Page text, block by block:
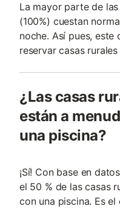
La mayor parte de
(100%) cuestan
noche. Así pues,
reservar casas
¿Las casas
están a
una piscina?
¡Sí! Con base en
el 50 % de las casas
con una piscina. Es